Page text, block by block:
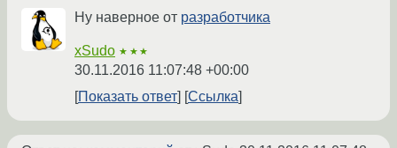
Ну наверное от разработчика
xSudo ★★★
30.11.2016 11:07:48 +00:00
Показать ответ
Ссылка